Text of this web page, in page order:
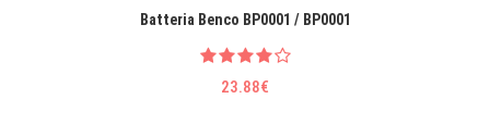
Batteria Benco BP0001 / BP0001
23.88€